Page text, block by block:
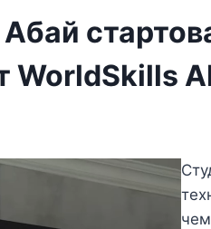
WorldSkills